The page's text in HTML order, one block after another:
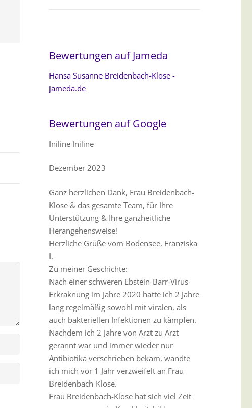
Bewertungen auf Jameda
Hansa Susanne Breidenbach-Klose -
jameda.de
Bewertungen auf Google
Iniline Iniline
Dezember 2023
Ganz herzlichen Dank, Frau Breidenbach-
Klose & das gesamte Team, für Ihre
Unterstützung & Ihre ganzheitliche
Herangehensweise!
Herzliche Grüße vom Bodensee, Franziska
I.
Zu meiner Geschichte:
Nach einer schweren Ebstein-Barr-Virus-
Erkraknung im Jahre 2020 hatte ich 2 Jahre
lang regelmäßig sowohl mit viralen, als
auch bakteriellen Infektionen zu kämpfen.
Nachdem ich 2 Jahre von Arzt zu Arzt
gerannt war und immer wieder nur
Antibiotika verschrieben bekam, wandte
ich mich vor 1 Jahr verzweifelt an Frau
Breidenbach-Klose.
Frau Breidenbach-Klose hat sich viel Zeit